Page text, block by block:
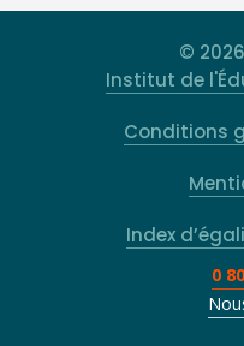
©
Institut de
Conditions
Index
0